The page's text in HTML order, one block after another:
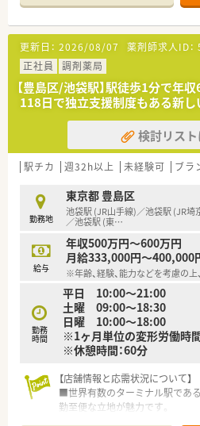
【店舗情報と応需状況について】
■西八王子駅からバス9分の立地
器科、循環器科などの処方箋を
す。
■お昼の12時から13時半までは
務と休憩のメリハリをつけてし
す。
■患者様一人ひとりと向き合い
務いただけます。
【募集背景と求める人物像につい
■今後の体制強化を見据えた定
■薬局業界の変化に対して自ら
て前向きに取り組める柔軟な
す。
■近隣の店舗との掛け持ち勤務
況に応じて店舗間を移動できる
【法人特徴について】
■八王子市内に3店舗をドミナン
た経営を続けているため、転居
せん。
■駅前やクリニックビルなど、
り、それぞれの地域特性に合わ
■全店舗でお昼休憩時に一度薬
従業員の働きやすさと健康管理
【職場環境と雰囲気】
更新日： 2026/08/07 薬剤師求人ID：
正社員
調剤薬局
【豊島区/池袋駅】駅徒歩1分で年
118日で独立支援制度もある新
検討リス
駅チカ 週32h以上 未経験可 ブラ
勤務地
東京都 豊島区
池袋駅 (JR山手線)／池袋駅 (JR
／池袋駅 (東…
給与
年収500万円～600万円
月給333,000円～400,000
※年齢、経験、能力などを考慮の上
勤務
時間
平日 10:00～21:00
土曜 09:00～18:30
日曜 10:00～18:00
※1ヶ月単位の変形労働時
※休憩時間：60分
【店舗情報と応需状況について】
■世界有数のターミナル駅であ
勤至便な立地が魅力です。